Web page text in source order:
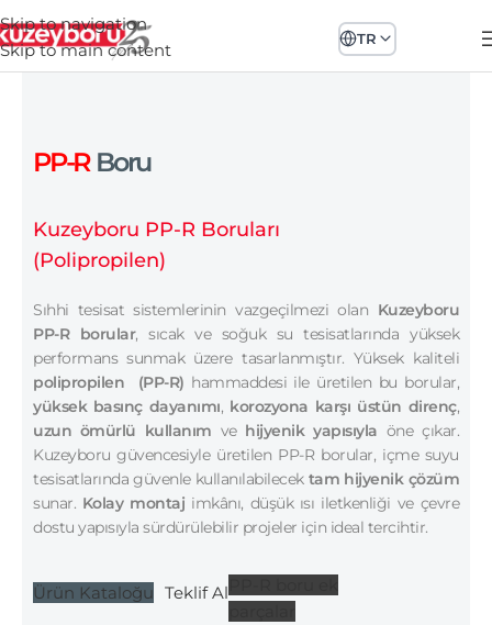
Skip to navigation
Skip to main content
TR
PP-R Boru
Kuzeyboru PP-R Boruları
(Polipropilen)
Sıhhi tesisat sistemlerinin vazgeçilmezi olan Kuzeyboru
PP-R borular, sıcak ve soğuk su tesisatlarında yüksek
performans sunmak üzere tasarlanmıştır. Yüksek kaliteli
polipropilen (PP-R) hammaddesi ile üretilen bu borular,
yüksek basınç dayanımı, korozyona karşı üstün direnç,
uzun ömürlü kullanım ve hijyenik yapısıyla öne çıkar.
Kuzeyboru güvencesiyle üretilen PP-R borular, içme suyu
tesisatlarında güvenle kullanılabilecek tam hijyenik çözüm
sunar. Kolay montaj imkânı, düşük ısı iletkenliği ve çevre
dostu yapısıyla sürdürülebilir projeler için ideal tercihtir.
Ürün Kataloğu Teklif Al